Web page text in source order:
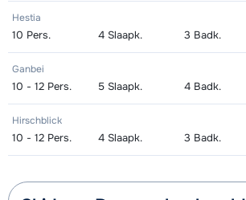
Hestia
10 Pers. 4 Slaapk. 3 Badk.
Ganbei
10 - 12 Pers. 5 Slaapk. 4 Badk.
Hirschblick
10 - 12 Pers. 4 Slaapk. 3 Badk.